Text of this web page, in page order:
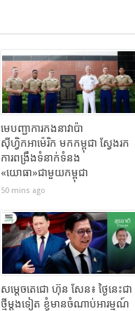
មេបញ្ជាការកងនាវាប៉ា
ស៊ីហ្វិកអាម៉េរិក មកកម្ពុជា ស្វែងរក
ការពង្រឹងទំនាក់ទំនង
«យោធា»ជាមួយកម្ពុជា
50 mins ago
សម្តេចតេជោ ហ៊ុន សែន៖ ថ្ងៃនេះជា
ថ្មីម្តងទៀត ខ្ញុំមានចំណាប់អារម្មណ៍